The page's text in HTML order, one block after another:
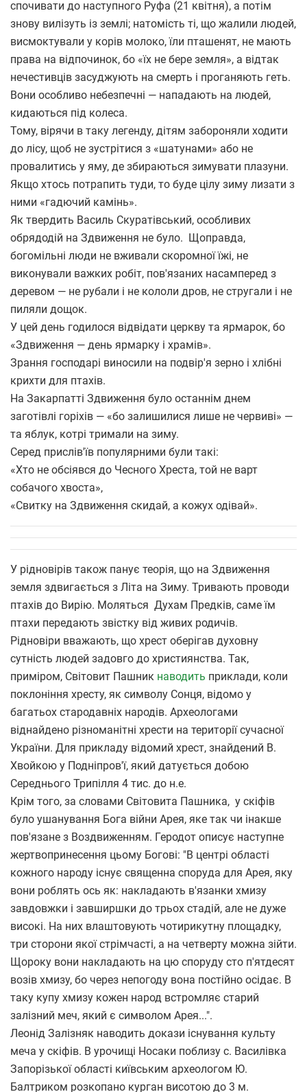
спочивати до наступного Руфа (21 квітня), а потім
знову вилізуть із землі; натомість ті, що жалили людей,
висмоктували у корів молоко, їли пташенят, не мають
права на відпочинок, бо «їх не бере земля», а відтак
нечестивців засуджують на смерть і проганяють геть.
Вони особливо небезпечні — нападають на людей,
кидаються під колеса.
Тому, вірячи в таку легенду, дітям забороняли ходити
до лісу, щоб не зустрітися з «шатунами» або не
провалитись у яму, де збираються зимувати плазуни.
Якщо хтось потрапить туди, то буде цілу зиму лизати з
ними «гадючий камінь».
Як твердить Василь Скуратівський, особливих
обрядодій на Здвиження не було. Щоправда,
богомільні люди не вживали скоромної їжі, не
виконували важких робіт, пов'язаних насамперед з
деревом — не рубали і не кололи дров, не стругали і не
пиляли дощок.
У цей день годилося відвідати церкву та ярмарок, бо
«Здвиження — день ярмарку і храмів».
Зрання господарі виносили на подвір'я зерно і хлібні
крихти для птахів.
На Закарпатті Здвиження було останнім днем
заготівлі горіхів — «бо залишилися лише не червиві» —
та яблук, котрі тримали на зиму.
Серед прислів'їв популярними були такі:
«Хто не обсіявся до Чесного Хреста, той не варт
собачого хвоста»,
«Свитку на Здвиження скидай, а кожух одівай».
У рідновірів також панує теорія, що на Здвиження
земля здвигається з Літа на Зиму. Тривають проводи
птахів до Вирію. Моляться Духам Предків, саме їм
птахи передають звістку від живих родичів.
Рідновіри вважають, що хрест оберігав духовну
сутність людей задовго до християнства. Так,
приміром, Світовит Пашник наводить приклади, коли
поклоніння хресту, як символу Сонця, відомо у
багатьох стародавніх народів. Археологами
віднайдено різноманітні хрести на території сучасної
України. Для прикладу відомий хрест, знайдений В.
Хвойкою у Подніпров'ї, який датується добою
Середнього Трипілля 4 тис. до н.е.
Крім того, за словами Світовита Пашника, у скіфів
було ушанування Бога війни Арея, яке так чи інакше
пов'язане з Воздвиженням. Геродот описує наступне
жертвопринесення цьому Богові: "В центрі області
кожного народу існує священна споруда для Арея, яку
вони роблять ось як: накладають в'язанки хмизу
завдовжки і завширшки до трьох стадій, але не дуже
високі. На них влаштовують чотирикутну площадку,
три сторони якої стрімчасті, а на четверту можна зійти.
Щороку вони накладають на цю споруду сто п'ятдесят
возів хмизу, бо через непогоду вона постійно осідає. В
таку купу хмизу кожен народ встромляє старий
залізний меч, який є символом Арея...".
Леонід Залізняк наводить докази існування культу
меча у скіфів. В урочищі Носаки поблизу с. Василівка
Запорізької області київським археологом Ю.
Балтриком розкопано курган висотою до 3 м.